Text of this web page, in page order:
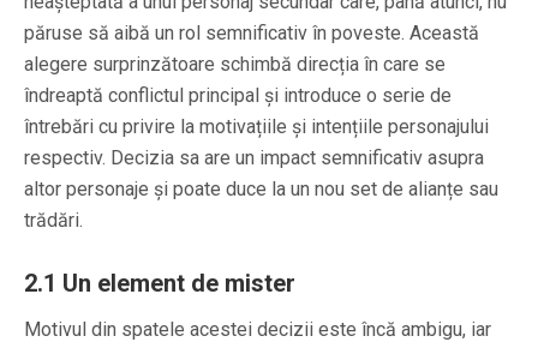
păruse să aibă un rol semnificativ în poveste. Această
alegere surprinzătoare schimbă direcția în care se
îndreaptă conflictul principal și introduce o serie de
întrebări cu privire la motivațiile și intențiile personajului
respectiv. Decizia sa are un impact semnificativ asupra
altor personaje și poate duce la un nou set de alianțe sau
trădări.
2.1 Un element de mister
Motivul din spatele acestei decizii este încă ambigu, iar